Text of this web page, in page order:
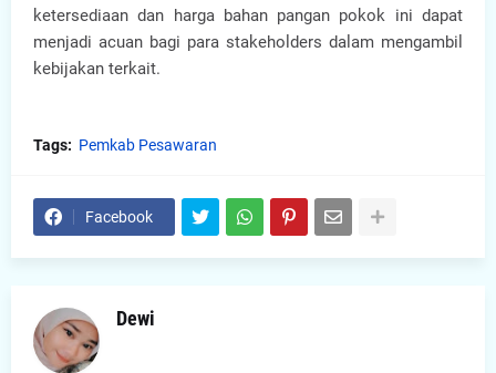
ketersediaan dan harga bahan pangan pokok ini dapat
menjadi acuan bagi para stakeholders dalam mengambil
kebijakan terkait.
Tags: Pemkab Pesawaran
Facebook
Dewi